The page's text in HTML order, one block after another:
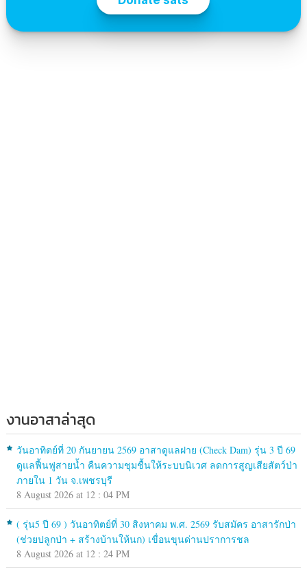
งานอาสาล่าสุด
วันอาทิตย์ที่ 20 กันยายน 2569 อาสาดูแลฝาย (Check Dam) รุ่น 3 ปี 69
ดูแลฟื้นฟูสายน้ำ คืนความชุมชื้นให้ระบบนิเวศ ลดการสูญเสียสัตว์ป่า
ภายใน 1 วัน จ.เพชรบุรี
8 August 2026 at 12 : 04 PM
( รุ่น5 ปี 69 ) วันอาทิตย์ที่ 30 สิงหาคม พ.ศ. 2569 รับสมัคร อาสารักป่า
(ช่วยปลูกป่า + สร้างบ้านให้นก) เขื่อนขุนด่านปราการชล
8 August 2026 at 12 : 24 PM